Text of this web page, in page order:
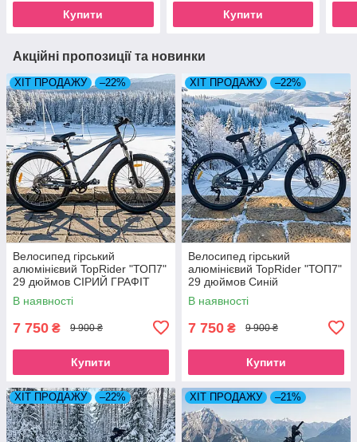
Купити Купити
Акційні пропозиції та новинки
ХІТ ПРОДАЖУ –22%
Велосипед гірський
алюмінієвий TopRider "ТОП7"
29 дюймов СІРИЙ ГРАФІТ
В наявності
7 750 ₴ 9 900 ₴
Купити
ХІТ ПРОДАЖУ –22%
Велосипед гірський
алюмінієвий TopRider "ТОП7"
29 дюймов Синій
В наявності
7 750 ₴ 9 900 ₴
Купити
ХІТ ПРОДАЖУ –22% ХІТ ПРОДАЖУ –21%